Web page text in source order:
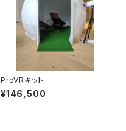
ProVRキット
¥146,500